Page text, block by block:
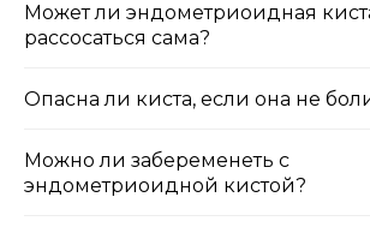
Может ли эндометриоидная
рассосаться сама?
Опасна ли киста, если она не
Можно ли забеременеть с
эндометриоидной кистой?